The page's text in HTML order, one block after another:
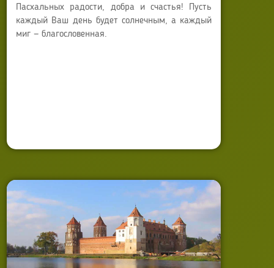
Пасхальных радости, добра и счастья! Пусть
каждый Ваш день будет солнечным, а каждый
миг — благословенная.